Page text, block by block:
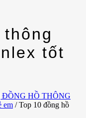
tốt
HỒ THÔNG
em / Top 10 đồng hồ